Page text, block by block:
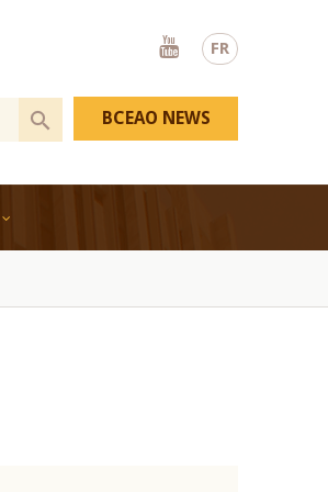
FR
Youtube
BCEAO NEWS